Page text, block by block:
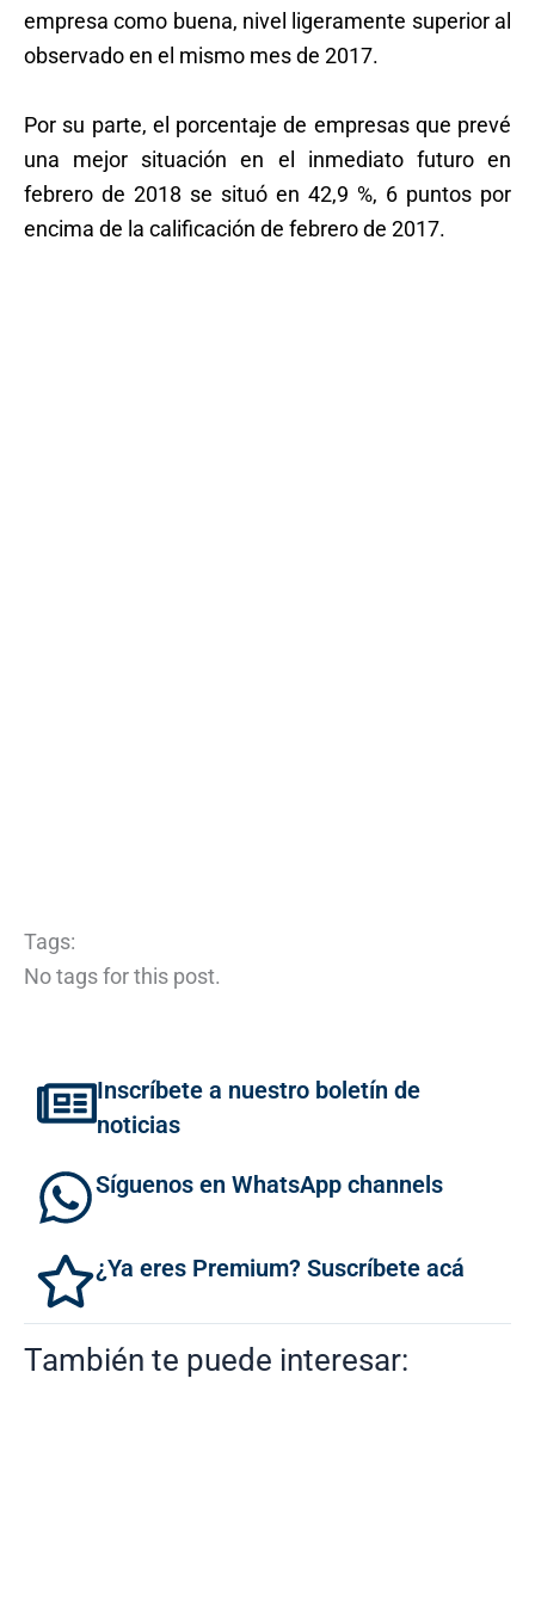
empresa como buena, nivel ligeramente superior al
observado en el mismo mes de 2017.
Por su parte, el porcentaje de empresas que prevé
una mejor situación en el inmediato futuro en
febrero de 2018 se situó en 42,9 %, 6 puntos por
encima de la calificación de febrero de 2017.
Tags:
No tags for this post.
Inscríbete a nuestro boletín de
noticias
Síguenos en WhatsApp channels
¿Ya eres Premium? Suscríbete acá
También te puede interesar: